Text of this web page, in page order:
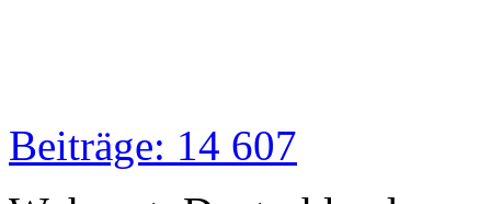
Beiträge: 14 607